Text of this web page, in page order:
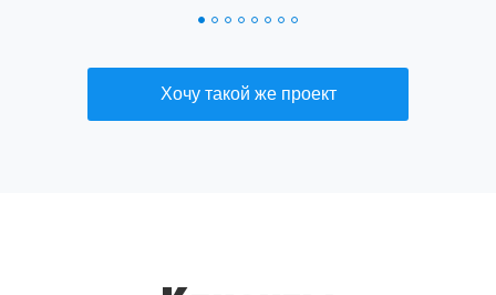
Хочу такой же проект